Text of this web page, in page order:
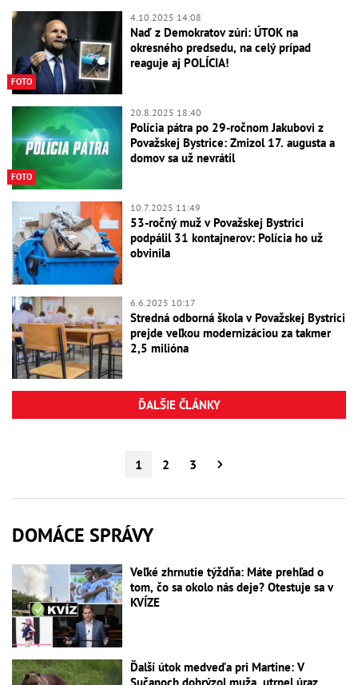
FOTO
4.10.2025 14:08
Naď z Demokratov zúri: ÚTOK na
okresného predsedu, na celý prípad
reaguje aj POLÍCIA!
FOTO
20.8.2025 18:40
Polícia pátra po 29-ročnom Jakubovi z
Považskej Bystrice: Zmizol 17. augusta a
domov sa už nevrátil
10.7.2025 11:49
53-ročný muž v Považskej Bystrici
podpálil 31 kontajnerov: Polícia ho už
obvinila
6.6.2025 10:17
Stredná odborná škola v Považskej Bystrici
prejde veľkou modernizáciou za takmer
2,5 milióna
ĎALŠIE ČLÁNKY
1 2 3
DOMÁCE SPRÁVY
Veľké zhrnutie týždňa: Máte prehľad o
tom, čo sa okolo nás deje? Otestuje sa v
KVÍZE
Ďalší útok medveďa pri Martine: V